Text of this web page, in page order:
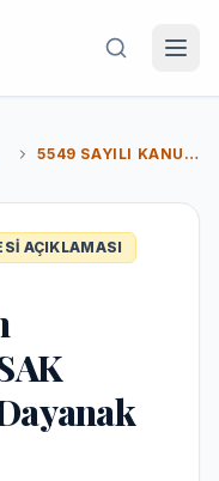
5549 SAYILI KANUN KAPSAMINDA MASAK BLOKESI: HUKUKI DAYANAK VE İTIRAZ SÜRECI
AÇIKLAMASI